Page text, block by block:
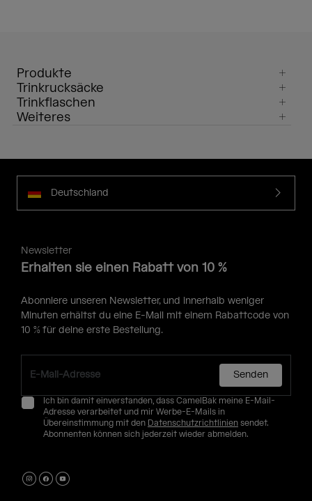
Produkte
Trinkrucksäcke
Trinkflaschen
Weiteres
Deutschland
Newsletter
Erhalten sie einen Rabatt von 10 %
Abonniere unseren Newsletter, und innerhalb weniger
Minuten erhältst du eine E-Mail mit einem Rabattcode von
10 % für deine erste Bestellung.
Senden
Ich bin damit einverstanden, dass CamelBak meine E-Mail-
Adresse verarbeitet und mir Werbe-E-Mails in
Übereinstimmung mit den Datenschutzrichtlinien sendet.
Abonnenten können sich jederzeit wieder abmelden.